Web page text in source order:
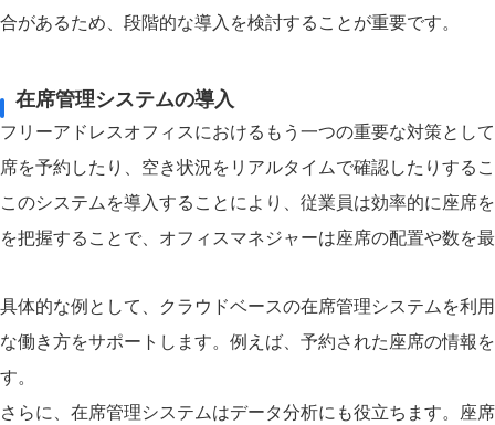
合があるため、段階的な導入を検討することが重要です。
在席管理システムの導入
フリーアドレスオフィスにおけるもう一つの重要な対策とし
席を予約したり、空き状況をリアルタイムで確認したりする
このシステムを導入することにより、従業員は効率的に座席
を把握することで、オフィスマネジャーは座席の配置や数を
具体的な例として、クラウドベースの在席管理システムを利
な働き方をサポートします。例えば、予約された座席の情報
す。
さらに、在席管理システムはデータ分析にも役立ちます。座